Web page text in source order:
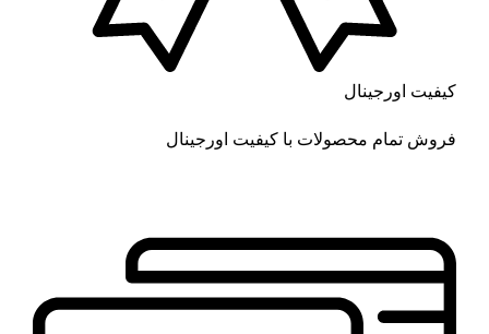
کیفیت اورجینال
فروش تمام محصولات با کیفیت اورجینال